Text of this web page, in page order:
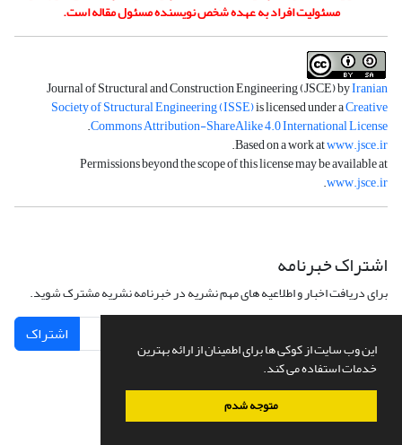
این وب سایت از کوکی ها برای اطمینان از ارائه بهترین
خدمات استفاده می کند.
متوجه شدم
مسئولیت افراد به عهده شخص نویسنده مسئول مقاله است.
Journal of Structural and Construction Engineering (JSCE) byIranian
Society of Structural Engineering (ISSE)is licensed under aCreative
Commons Attribution-ShareAlike 4.0 International License
.
Based on a work atwww.jsce.ir
.
Permissions beyond the scope of this license may be available at
www.jsce.ir
.
اشتراک خبرنامه
برای دریافت اخبار و اطلاعیه های مهم نشریه در خبرنامه نشریه مشترک شوید.
اشتراک
سامانه مدیریت نشریات علمی.طراحی و پیاده سازی ازسیناوب